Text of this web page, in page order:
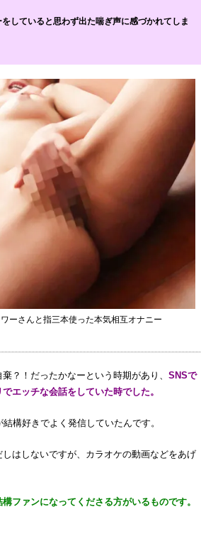
していると思わず出た喘ぎ声に感づかれてしま
ーさんと指三本使った本気相互オナニー
？！だったかなーという時期があり、 SNSで
エッチな会話をしていた時でした。
構好きでよく発信していたんです。
はしないですが、カラオケの動画などをあげ
ファンになってくださる方がいるものです。